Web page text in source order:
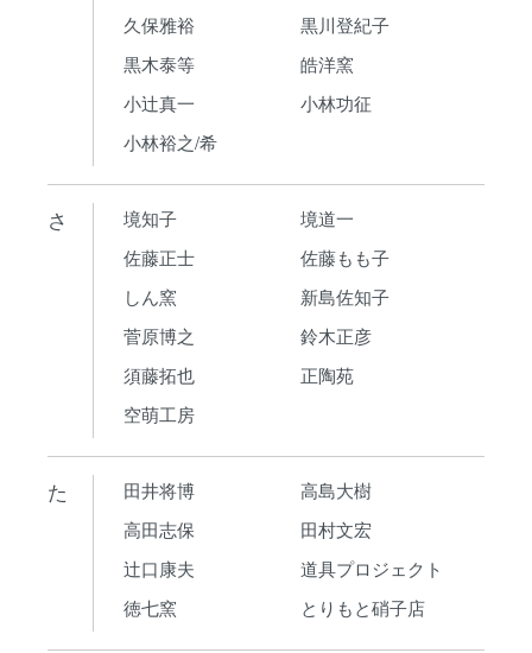
久保雅裕
黒川登紀子
黒木泰等
皓洋窯
小辻真一
小林功征
小林裕之/希
さ 境知子
境道一
佐藤正士
佐藤もも子
しん窯
新島佐知子
菅原博之
鈴木正彦
須藤拓也
正陶苑
空萌工房
た 田井将博
高島大樹
高田志保
田村文宏
辻口康夫
道具プロジェクト
徳七窯
とりもと硝子店